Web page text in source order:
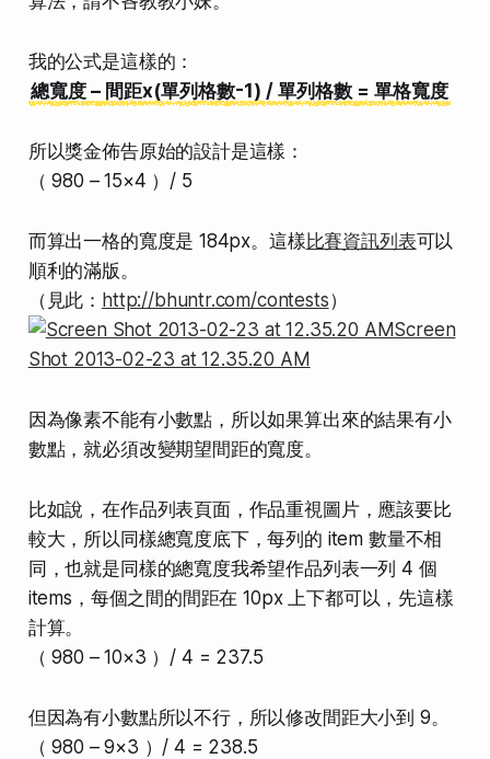
我的公式是這樣的：
總寬度 – 間距x(單列格數-1) / 單列格數 = 單格寬度
所以獎金佈告原始的設計是這樣：
（ 980 – 15×4 ）/ 5
而算出一格的寬度是 184px。這樣比賽資訊列表可以
順利的滿版。
（見此： http://bhuntr.com/contests）
因為像素不能有小數點，所以如果算出來的結果有小
數點，就必須改變期望間距的寬度。
比如說，在作品列表頁面，作品重視圖片，應該要比
較大，所以同樣總寬度底下，每列的 item 數量不相
同，也就是同樣的總寬度我希望作品列表一列 4 個
items，每個之間的間距在 10px 上下都可以，先這樣
計算。
（ 980 – 10×3 ）/ 4 = 237.5
但因為有小數點所以不行，所以修改間距大小到 9。
（ 980 – 9×3 ）/ 4 = 238.5